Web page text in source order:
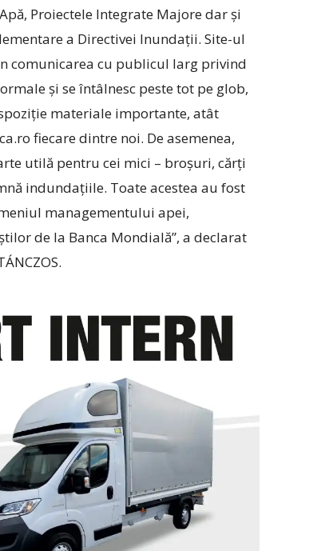
Proiectele Integrate Majore dar și
a Directivei Inundații. Site-ul
comunicarea cu publicul larg privind
și se întâlnesc peste tot pe glob,
materiale importante, atât
fiecare dintre noi. De asemenea,
utilă pentru cei mici – broșuri, cărți
indundațiile. Toate acestea au fost
managementului apei,
de la Banca Mondială”, a declarat